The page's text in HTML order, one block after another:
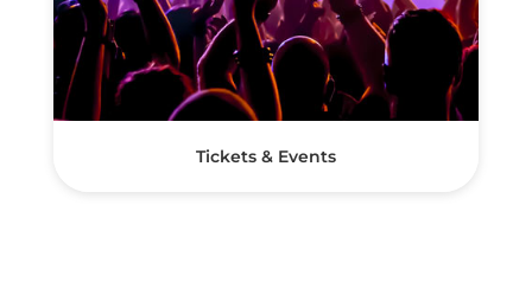
Tickets & Events